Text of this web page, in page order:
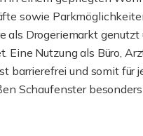
sowie
als Drogeriemarkt
Eine Nutzung als Büro,
barrierefrei und somit für
Schaufenster